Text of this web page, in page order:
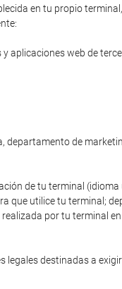
en tu propio
aplicaciones web de
departamento de
de tu terminal
que utilice tu terminal;
por tu terminal
legales destinadas a